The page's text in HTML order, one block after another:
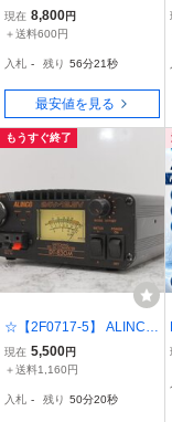
ター DDS-212A 新品未使
用
現在 8,800円
＋送料600円
入札 - 残り 56分20秒
最安値を見る
もうすぐ終了
☆【2F0717-5】 ALINCO
アルインコ DC-DCコンバ
ーター DT-830M 本体のみ
ンク
現在 5,500円
＋送料1,160円
入札 - 残り 50分19秒